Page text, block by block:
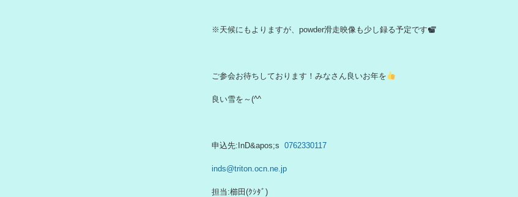
※天候にもよりますが、powder滑走映像も少し録る予定です
ご参会お待ちしております！みなさん良いお年を
良い雪を～(^^ゞ
申込先:InD&apos;s0762330117
inds@triton.ocn.ne.jp
担当:櫛田(ｸｼﾀﾞ)